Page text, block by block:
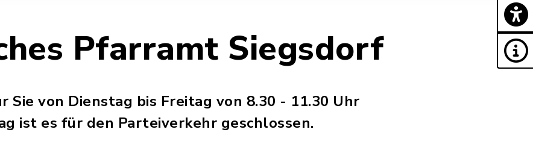
Pfarramt Siegsdorf
Sie von Dienstag bis Freitag von 8.30 - 11.30 Uhr
ist es für den Parteiverkehr geschlossen.